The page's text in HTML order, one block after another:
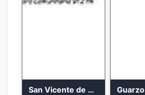
San Vicente de Chucuri 91.2 FM